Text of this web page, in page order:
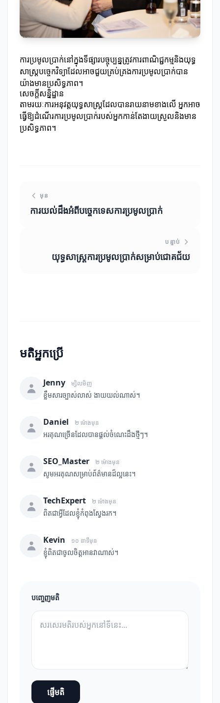
ការប្រមូលប្រាក់នៅក្នុងទីផ្សារបច្ចុប្បន្នត្រូវការពាណិជ្ជកម្មនិងយុទ្ធ
សាស្ត្របច្ចេកវិទ្យាដែលអាចជួយគ្រប់គ្រងការប្រមូលប្រាក់បាន
យ៉ាងមានប្រសិទ្ធភាព។
សេចក្តីសន្និដ្ឋាន
តាមរយៈការអនុវត្តយុទ្ធសាស្ត្រដែលបានរាយនាមខាងលើ អ្នកអាច
ធ្វើឱ្យដំណើរការប្រមូលប្រាក់របស់អ្នកកាន់តែងាយស្រួលនិងមាន
ប្រសិទ្ធភាព។
មុន
ការយល់ដឹងអំពីបច្ចេកទេសការប្រមូលប្រាក់
បន្ទាប់
យុទ្ធសាស្ត្រការប្រមូលប្រាក់សម្រាប់ជោគជ័យ
មតិអ្នកប្រើ
Jenny ម្សិលមិញ
ខ្លឹមសារច្បាស់លាស់ ងាយយល់ណាស់។
Daniel ២ ម៉ោងមុន
អរគុណច្រើនដែលបានផ្តល់ចំណេះដឹងថ្មីៗ។
SEO_Master ២ ម៉ោងមុន
សូមអរគុណសម្រាប់ព័ត៌មានដ៏ល្អនេះ។
TechExpert ២ ម៉ោងមុន
ពិតជាអ្វីដែលខ្ញុំកំពុងស្វែងរក។
Kevin ១០ នាទីមុន
ខ្ញុំពិតជាចូលចិត្តអានវាណាស់។
បញ្ចេញមតិ
ផ្ញើមតិ